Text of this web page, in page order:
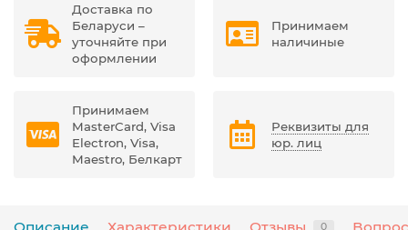
Доставка по
Беларуси –
уточняйте при
оформлении
Принимаем
наличиные
Принимаем
MasterCard, Visa
Electron, Visa,
Maestro, Белкарт
Реквизиты для
юр. лиц
0